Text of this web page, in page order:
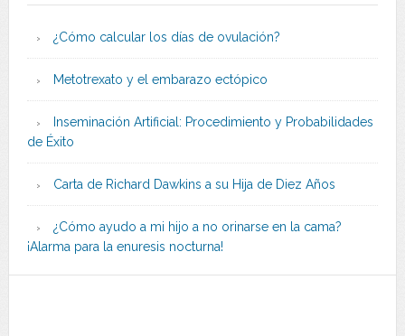
¿Cómo calcular los días de ovulación?
Metotrexato y el embarazo ectópico
Inseminación Artificial: Procedimiento y Probabilidades
de Éxito
Carta de Richard Dawkins a su Hija de Diez Años
¿Cómo ayudo a mi hijo a no orinarse en la cama?
¡Alarma para la enuresis nocturna!